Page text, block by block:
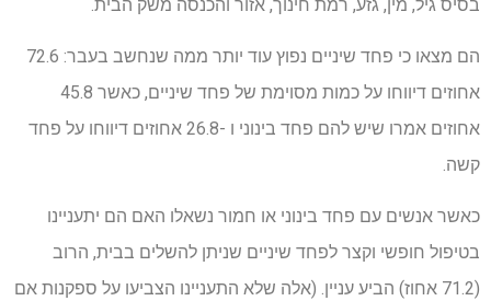
בסיס גיל, מין, גזע, רמת חינוך, אזור והכנסה משק הבית.
הם מצאו כי פחד שיניים נפוץ עוד יותר ממה שנחשב בעבר: 72.6
אחוזים דיווחו על כמות מסוימת של פחד שיניים, כאשר 45.8
אחוזים אמרו שיש להם פחד בינוני ו -26.8 אחוזים דיווחו על פחד
קשה.
כאשר אנשים עם פחד בינוני או חמור נשאלו האם הם יתעניינו
בטיפול חופשי וקצר לפחד שיניים שניתן להשלים בבית, הרוב
(71.2 אחוז) הביע עניין. (אלה שלא התעניינו הצביעו על ספקנות אם